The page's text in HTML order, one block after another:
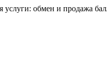
обмен и продажа